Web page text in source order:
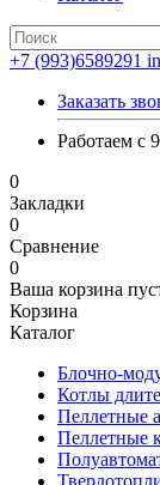
+7 (993)6589291
Заказать
Работаем с
0
Закладки
0
Сравнение
0
Ваша корзина
Корзина
Каталог
Блочно-
Котлы
Пеллетные
Пеллетные